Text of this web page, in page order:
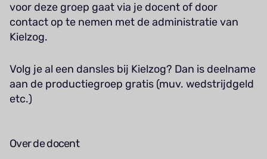
voor deze groep gaat via je docent of door
contact op te nemen met de administratie van
Kielzog.
Volg je al een dansles bij Kielzog? Dan is deelname
aan de productiegroep gratis (muv. wedstrijdgeld
etc.)
Over de docent